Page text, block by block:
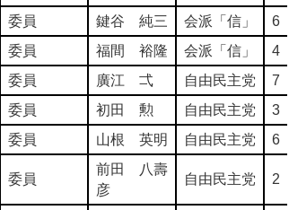
委員
鍵谷 純三 会派「信」
6
委員
福間 裕隆 会派「信」
4
委員
廣江 弌 自由民主党
7
委員
初田 勲 自由民主党
3
委員
山根 英明 自由民主党 6
委員
前田 八壽
彦
自由民主党 2